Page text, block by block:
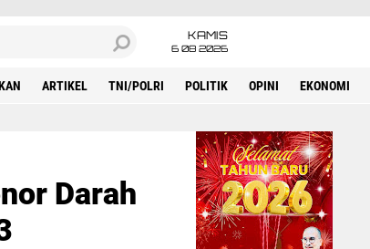
KAMIS
6 08 2026
ARTIKEL TNI/POLRI POLITIK OPINI EKONOMI
Darah